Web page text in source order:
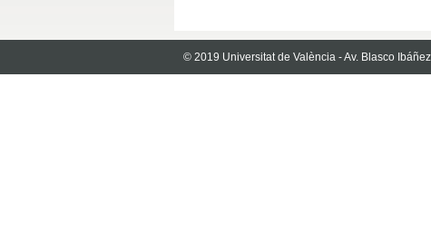
© 2019 Universitat de València - Av. Blasco